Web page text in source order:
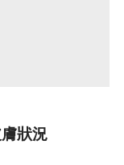
狀況